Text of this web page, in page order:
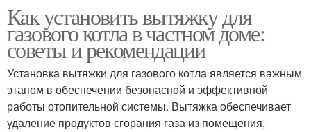
Как установить вытяжку для
газового котла в частном доме:
советы и рекомендации
Установка вытяжки для газового котла является важным
этапом в обеспечении безопасной и эффективной
работы отопительной системы. Вытяжка обеспечивает
удаление продуктов сгорания газа из помещения,